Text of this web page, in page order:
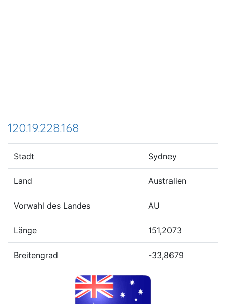
120.19.228.168
Stadt Sydney
Land Australien
Vorwahl des Landes AU
Länge 151,2073
Breitengrad -33,8679